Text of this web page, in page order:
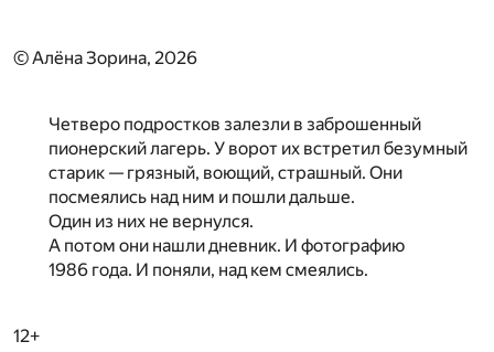
© Алёна Зорина, 2026
Четверо подростков залезли в заброшенный
пионерский лагерь. У ворот их встретил безумный
старик — грязный, воющий, страшный. Они
посмеялись над ним и пошли дальше.
Один из них не вернулся.
А потом они нашли дневник. И фотографию
1986 года. И поняли, над кем смеялись.
12+